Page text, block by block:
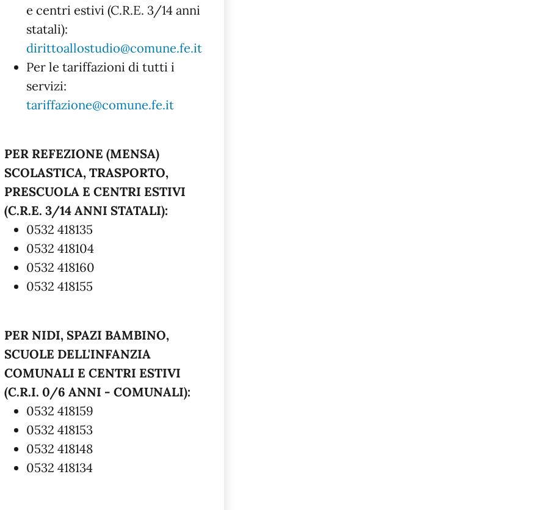
e centri estivi (C.R.E. 3/14 anni
statali):
dirittoallostudio@comune.fe.it
Per le tariffazioni di tutti i
servizi:
tariffazione@comune.fe.it
PER REFEZIONE (MENSA)
SCOLASTICA, TRASPORTO,
PRESCUOLA E CENTRI ESTIVI
(C.R.E. 3/14 ANNI STATALI):
0532 418135
0532 418104
0532 418160
0532 418155
PER NIDI, SPAZI BAMBINO,
SCUOLE DELL'INFANZIA
COMUNALI E CENTRI ESTIVI
(C.R.I. 0/6 ANNI - COMUNALI):
0532 418159
0532 418153
0532 418148
0532 418134